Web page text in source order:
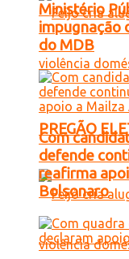
PREGÃO
Ministério
impugnação
do MDB
Com
defende
reafirma
Bolsonaro